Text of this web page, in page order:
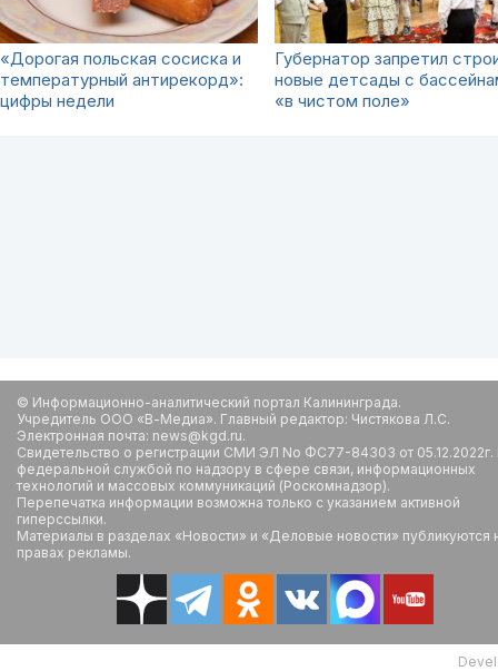
«Дорогая польская сосиска и
температурный антирекорд»:
цифры недели
Губернатор запретил
новые детсады с
«в чистом поле»
© Информационно-аналитический портал Калининграда.
Учредитель ООО «В-Медиа». Главный редактор: Чистякова Л.С.
Электронная почта: news@kgd.ru.
Свидетельство о регистрации СМИ ЭЛ No ФС77-84303 от
федеральной службой по надзору в сфере связи, информационных
технологий и массовых коммуникаций (Роскомнадзор).
Перепечатка информации возможна только с указанием активной
гиперссылки.
Материалы в разделах «Новости» и «Деловые новости» публикуются
правах рекламы.